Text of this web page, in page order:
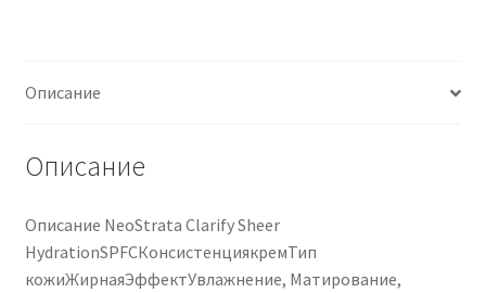
grasse
ml
Описание
Описание
Описание NeoStrata Clarify Sheer
HydrationSPFCКонсистенциякремТип
кожиЖирнаяЭффектУвлажнение, Матирование,